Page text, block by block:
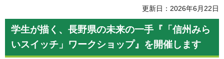
更新日：2026年6月22日
学生が描く、長野県の未来の一手『「信州みら
いスイッチ」ワークショップ』を開催します